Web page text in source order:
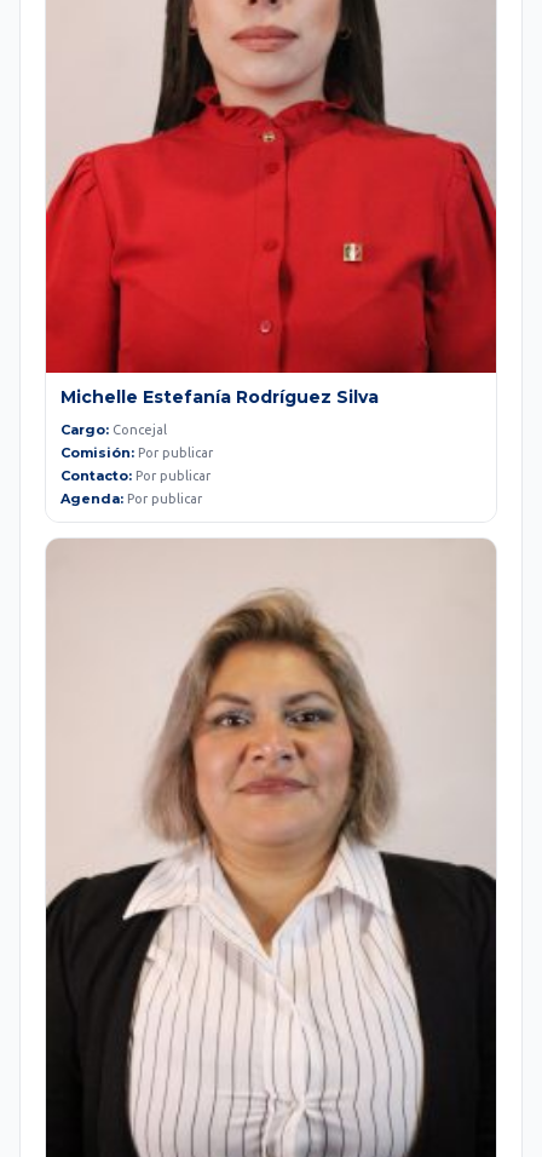
Michelle Estefanía Rodríguez Silva
Cargo: Concejal
Comisión: Por publicar
Contacto: Por publicar
Agenda: Por publicar